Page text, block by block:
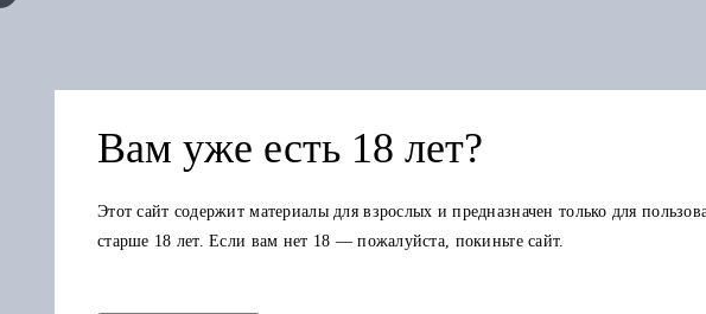
Похожие товары
Вам уже есть 18 лет?
Этот сайт содержит материалы для взрослых и предназначен только для
старше 18 лет. Если вам нет 18 — пожалуйста, покиньте сайт.